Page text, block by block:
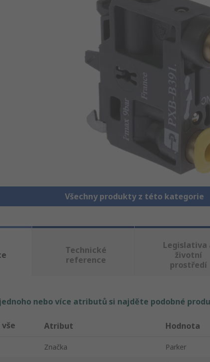
Všechny produkty z této kategorie
Technické
reference
Legislativa
životní
prostředí
nebo více atributů si najděte podobné
Atribut Hodnota
Značka Parker